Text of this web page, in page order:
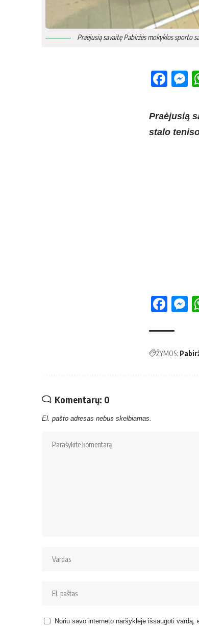
Praėjusią savaitę Pabiržės mokyklos sporto
Praėjusią
stalo
ŽYMOS:
Komentarų: 0
El. pašto adresas nebus skelbiamas.
Noriu savo interneto naršyklėje išsaugoti